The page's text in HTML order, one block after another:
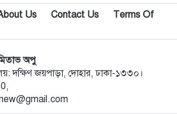
ইন্স্যুরেন্স পিএলসির নবাবগঞ্জ অঞ্চলে বার্ষিক
হস্তান্তর
মামলা: বেরোবি’র সাবেক ভিসি হাসিবুর
প্রেরণ
মাদকবিরোধী সভা অনুষ্ঠিত
Us Contact Us
Terms Of
অপু
দক্ষিণ জয়পাড়া, দোহার, ঢাকা-১৩৩০।